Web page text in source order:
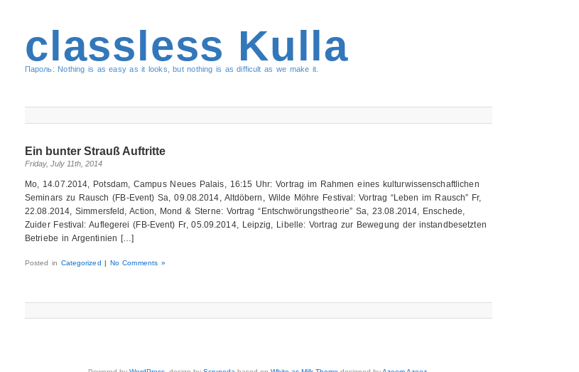
classless Kulla
Пароль: Nothing is as easy as it looks, but nothing is as difficult as we make it.
Ein bunter Strauß Auftritte
Friday, July 11th, 2014
Mo, 14.07.2014, Potsdam, Campus Neues Palais, 16:15 Uhr: Vortrag im Rahmen eines kulturwissenschaftlichen
Seminars zu Rausch (FB-Event) Sa, 09.08.2014, Altdöbern, Wilde Möhre Festival: Vortrag “Leben im Rausch” Fr,
22.08.2014, Simmersfeld, Action, Mond & Sterne: Vortrag “Entschwörungstheorie” Sa, 23.08.2014, Enschede,
Zuider Festival: Auflegerei (FB-Event) Fr, 05.09.2014, Leipzig, Libelle: Vortrag zur Bewegung der instandbesetzten
Betriebe in Argentinien […]
Posted in Categorized | No Comments »